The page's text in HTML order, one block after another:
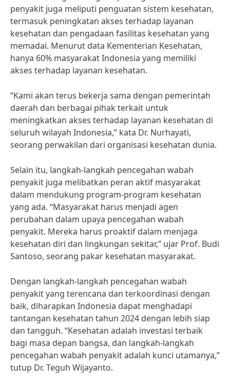
penyakit juga meliputi penguatan sistem kesehatan,
termasuk peningkatan akses terhadap layanan
kesehatan dan pengadaan fasilitas kesehatan yang
memadai. Menurut data Kementerian Kesehatan,
hanya 60% masyarakat Indonesia yang memiliki
akses terhadap layanan kesehatan.
“Kami akan terus bekerja sama dengan pemerintah
daerah dan berbagai pihak terkait untuk
meningkatkan akses terhadap layanan kesehatan di
seluruh wilayah Indonesia,” kata Dr. Nurhayati,
seorang perwakilan dari organisasi kesehatan dunia.
Selain itu, langkah-langkah pencegahan wabah
penyakit juga melibatkan peran aktif masyarakat
dalam mendukung program-program kesehatan
yang ada. “Masyarakat harus menjadi agen
perubahan dalam upaya pencegahan wabah
penyakit. Mereka harus proaktif dalam menjaga
kesehatan diri dan lingkungan sekitar,” ujar Prof. Budi
Santoso, seorang pakar kesehatan masyarakat.
Dengan langkah-langkah pencegahan wabah
penyakit yang terencana dan terkoordinasi dengan
baik, diharapkan Indonesia dapat menghadapi
tantangan kesehatan tahun 2024 dengan lebih siap
dan tangguh. “Kesehatan adalah investasi terbaik
bagi masa depan bangsa, dan langkah-langkah
pencegahan wabah penyakit adalah kunci utamanya,”
tutup Dr. Teguh Wijayanto.